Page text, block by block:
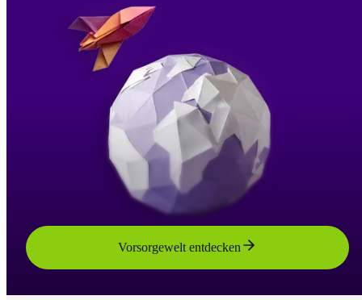
Vorsorgewelt entdecken